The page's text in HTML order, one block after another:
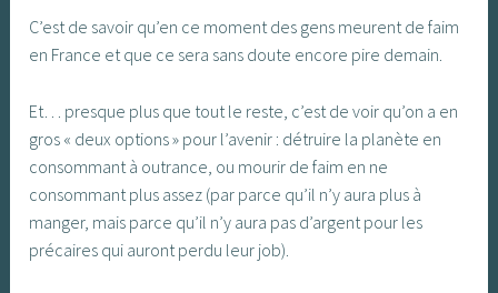
C’est de savoir qu’en ce moment des gens meurent de faim
en France et que ce sera sans doute encore pire demain.
Et… presque plus que tout le reste, c’est de voir qu’on a en
gros « deux options » pour l’avenir : détruire la planète en
consommant à outrance, ou mourir de faim en ne
consommant plus assez (par parce qu’il n’y aura plus à
manger, mais parce qu’il n’y aura pas d’argent pour les
précaires qui auront perdu leur job).